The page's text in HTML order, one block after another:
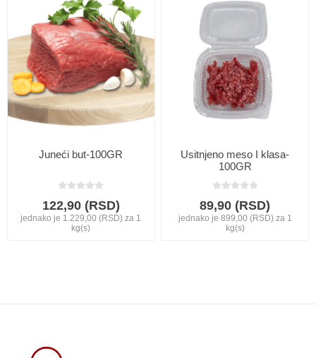
Juneći but-100GR
122,90 (RSD)
jednako je 1.229,00 (RSD) za 1
kg(s)
Usitnjeno meso I klasa-
100GR
89,90 (RSD)
jednako je 899,00 (RSD) za 1
kg(s)